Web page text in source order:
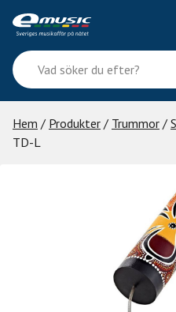
content
Vad
söker
du
efter?
Hem / Produkter / Trummor /
TD-L